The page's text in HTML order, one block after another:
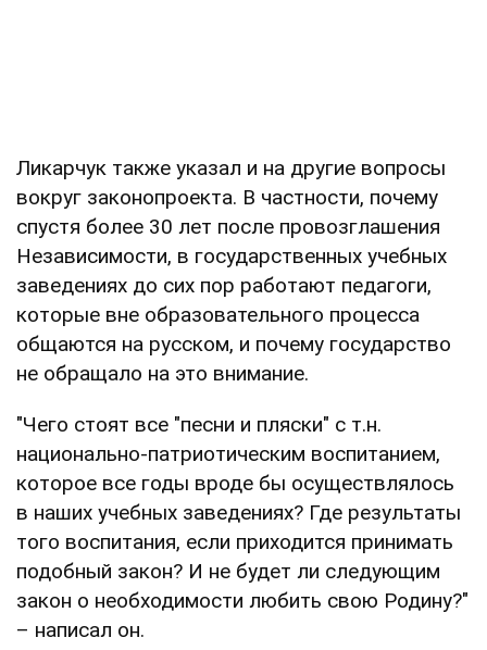
Ликарчук также указал и на другие вопросы
вокруг законопроекта. В частности, почему
спустя более 30 лет после провозглашения
Независимости, в государственных учебных
заведениях до сих пор работают педагоги,
которые вне образовательного процесса
общаются на русском, и почему государство
не обращало на это внимание.
"Чего стоят все "песни и пляски" с т.н.
национально-патриотическим воспитанием,
которое все годы вроде бы осуществлялось
в наших учебных заведениях? Где результаты
того воспитания, если приходится принимать
подобный закон? И не будет ли следующим
закон о необходимости любить свою Родину?"
– написал он.